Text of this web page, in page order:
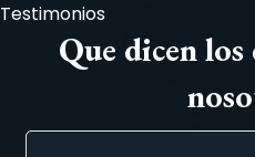
Testimonios
Que dicen